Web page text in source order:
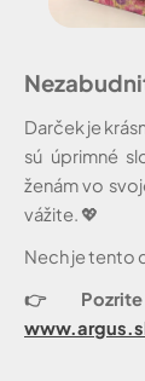
Darček je
sú úprimné
ženám vo
vážite. 💖
Nech je tento
👉